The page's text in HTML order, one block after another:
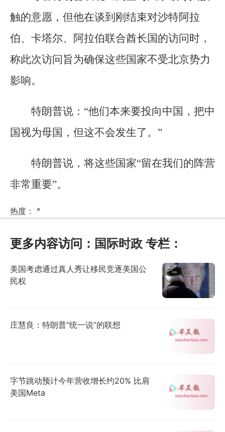
触的意愿，但他在谈到刚结束对沙特阿拉
伯、卡塔尔、阿拉伯联合酋长国的访问时，
称此次访问旨为确保这些国家不受北京势力
影响。
特朗普说：“他们本来要投向中国，把中
国视为母国，但这不会发生了。”
特朗普说，将这些国家“留在我们的阵营
非常重要”。
热度： °
更多内容访问： 国际时政 专栏：
美国考虑通过真人秀让移民竞逐美国公
民权
庄慧良：特朗普“统一说”的联想
字节跳动预计今年营收增长约20% 比肩
美国Meta